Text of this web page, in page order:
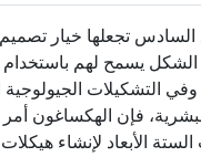
السادس تجعلها خيار
الشكل يسمح لهم
وفي التشكيلات
فإن الهكساغون
الستة الأبعاد لإنشاء